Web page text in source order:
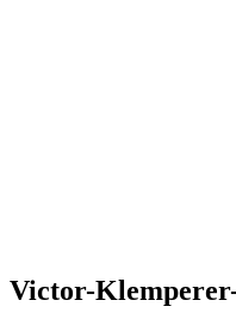
Victor-